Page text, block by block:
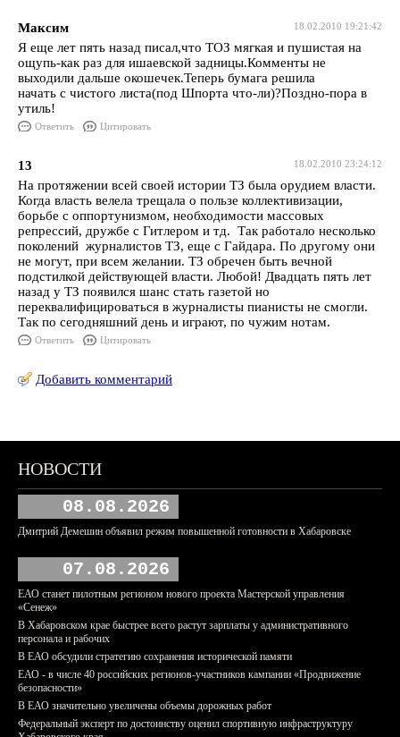
18.02.2010 19:21:42
Максим
Я еще лет пять назад писал,что ТОЗ мягкая и пушистая на
ощупь-как раз для ишаевской задницы.Комменты не
выходили дальше окошечек.Теперь бумага решила
начать с чистого листа(под Шпорта что-ли)?Поздно-пора в
утиль!
Ответить Цитировать
18.02.2010 23:24:12
13
На протяжении всей своей истории ТЗ была орудием власти.
Когда власть велела трещала о пользе коллективизации,
борьбе с оппортунизмом, необходимости массовых
репрессий, дружбе с Гитлером и тд. Так работало несколько
поколений журналистов ТЗ, еще с Гайдара. По другому они
не могут, при всем желании. ТЗ обречен быть вечной
подстилкой действующей власти. Любой! Двадцать пять лет
назад у ТЗ появился шанс стать газетой но
переквалифицироваться в журналисты пианисты не смогли.
Так по сегодняшний день и играют, по чужим нотам.
Ответить Цитировать
Добавить комментарий
НОВОСТИ
08.08.2026
Дмитрий Демешин объявил режим повышенной готовности в Хабаровске
07.08.2026
ЕАО станет пилотным регионом нового проекта Мастерской управления
«Сенеж»
В Хабаровском крае быстрее всего растут зарплаты у административного
персонала и рабочих
В ЕАО обсудили стратегию сохранения исторической памяти
ЕАО - в числе 40 российских регионов-участников кампании «Продвижение
безопасности»
В ЕАО значительно увеличены объемы дорожных работ
Федеральный эксперт по достоинству оценил спортивную инфраструктуру